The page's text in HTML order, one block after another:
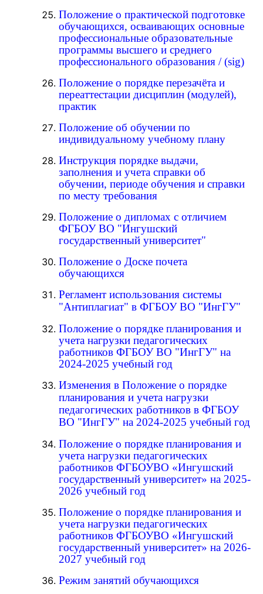
Положение о практической подготовке
обучающихся, осваивающих основные
профессиональные образовательные
программы высшего и среднего
профессионального образования /(sig)
Положение о порядке перезачёта и
переаттестации дисциплин (модулей),
практик
Положение об обучении по
индивидуальному учебному плану
Инструкция порядке выдачи,
заполнения и учета справки об
обучении, периоде обучения и справки
по месту требования
Положение о дипломах с отличием
ФГБОУ ВО "Ингушский
государственный университет"
Положение о Доске почета
обучающихся
Регламент использования системы
"Антиплагиат" в ФГБОУ ВО "ИнгГУ"
Положение о порядке планирования и
учета нагрузки педагогических
работников ФГБОУ ВО "ИнгГУ" на
2024-2025 учебный год
Изменения в Положение о порядке
планирования и учета нагрузки
педагогических работников в ФГБОУ
ВО "ИнгГУ" на 2024-2025 учебный год
Положение о порядке планирования и
учета нагрузки педагогических
работников ФГБОУВО «Ингушский
государственный университет» на 2025-
2026 учебный год
Положение о порядке планирования и
учета нагрузки педагогических
работников ФГБОУВО «Ингушский
государственный университет» на 2026-
2027 учебный год
Режим занятий обучающихся